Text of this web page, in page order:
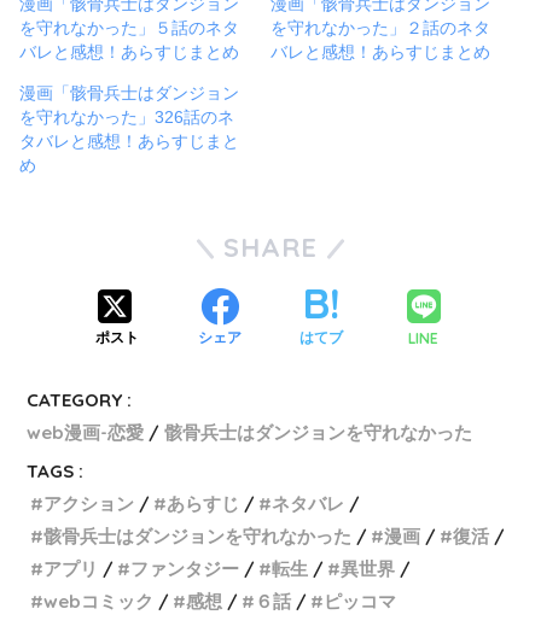
を守れなかった」５話のネタ
バレと感想！あらすじまとめ
を守れなかった」２話のネタ
バレと感想！あらすじまとめ
漫画「骸骨兵士はダンジョン
を守れなかった」326話のネ
タバレと感想！あらすじまと
め
SHARE
ポスト シェア はてブ LINE
CATEGORY :
web漫画-恋愛
骸骨兵士はダンジョンを守れなかった
TAGS :
アクション
あらすじ
ネタバレ
骸骨兵士はダンジョンを守れなかった
漫画
復活
アプリ
ファンタジー 転生
異世界
webコミック
感想 ６話 ピッコマ